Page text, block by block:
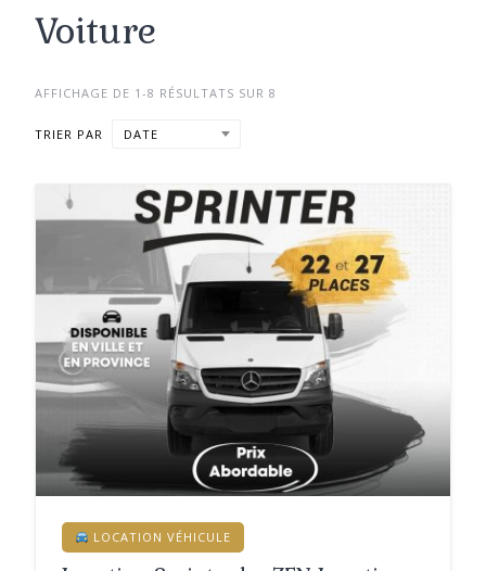
Voiture
AFFICHAGE DE 1-8 RÉSULTATS SUR 8
TRIER PAR DATE
LOCATION VÉHICULE